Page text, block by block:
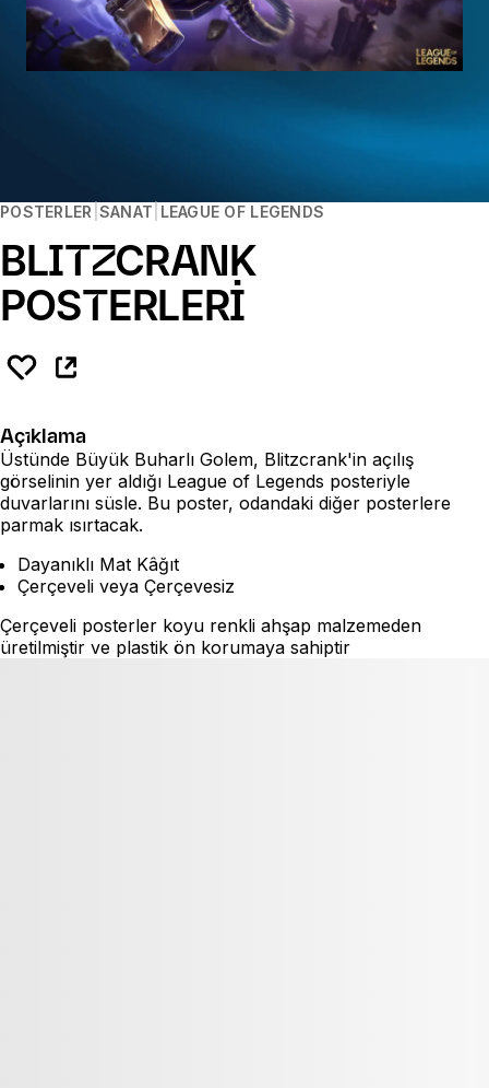
POSTERLER SANAT LEAGUE OF LEGENDS
BLITZCRANK
POSTERLERİ
Açıklama
Üstünde Büyük Buharlı Golem, Blitzcrank'in açılış
görselinin yer aldığı League of Legends posteriyle
duvarlarını süsle. Bu poster, odandaki diğer posterlere
parmak ısırtacak.
Dayanıklı Mat Kâğıt
Çerçeveli veya Çerçevesiz
Çerçeveli posterler koyu renkli ahşap malzemeden
üretilmiştir ve plastik ön korumaya sahiptir